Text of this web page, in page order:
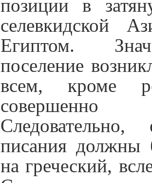
позиции в
селевкидской
Египтом.
поселение
всем, кроме
совершенно
Следовательно,
писания должны
на греческий,